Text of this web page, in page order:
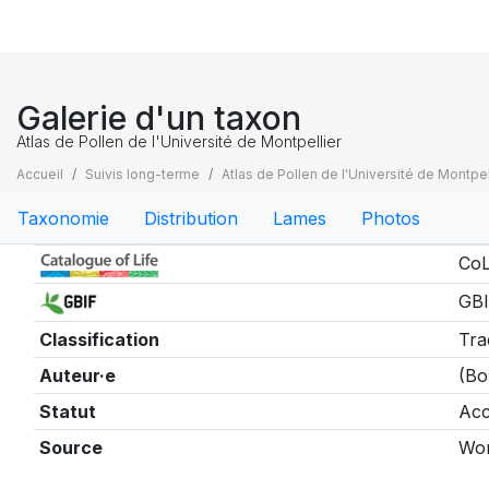
Galerie d'un taxon
Atlas de Pollen de l'Université de Montpellier
Accueil Suivis long-terme Atlas de Pollen de l'Université de
Taxonomie Distribution Lames Photos
Taxonomie
Classification
Auteur·e
Statut
Source